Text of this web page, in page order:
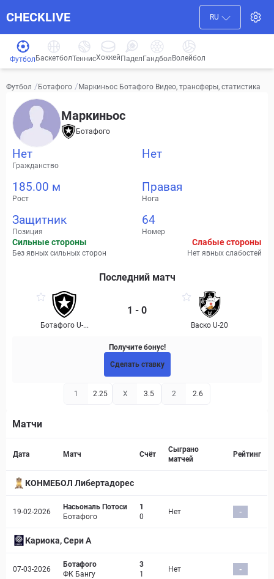
CHECKLIVE RU
Футбол БаскетболТеннисХоккей ПаделГандбол Волейбол
Футбол / Ботафого /Маркиньос Ботафого Видео, трансферы, статистика
Маркиньос
Ботафого
Нет
Гражданство
Нет
185.00 м
Рост
Правая
Нога
Защитник
Позиция
64
Номер
Сильные стороны
Без явных сильных сторон
Слабые стороны
Нет явных слабостей
Последний матч
Ботафого U-...
1 - 0
Васко U-20
Получите бонус!
Сделать ставку
1 2.25 X 3.5 2 2.6
Матчи
Страница матча
Дата Матч Счёт
Сыграно
матчей
Рейтинг
КОНМЕБОЛ Либертадорес
19-02-2026
Насьональ Потоси
Ботафого
1
0
Нет -
Кариока, Сери А
07-03-2026
Ботафого
ФК Бангу
3
1
Нет -